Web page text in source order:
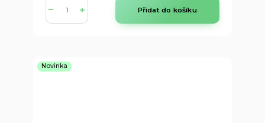
Přidat do košíku
Novinka